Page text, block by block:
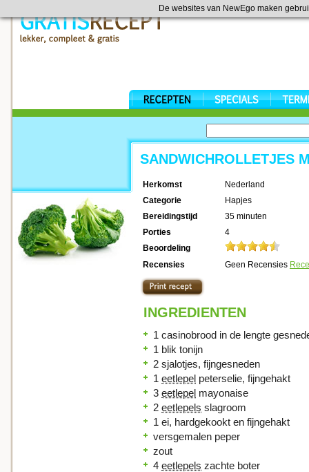
De websites van NewEgo maken
SANDWICHROLLETJES
Herkomst
Nederland
Categorie
Hapjes
Bereidingstijd
35 minuten
Porties
4
Beoordeling
Recensies
Geen Recensies
INGREDIENTEN
1 casinobrood in de lengte
1 blik tonijn
2 sjalotjes, fijngesneden
1 eetlepel peterselie, fijngehakt
3 eetlepel mayonaise
2 eetlepels slagroom
1 ei, hardgekookt en fijngehakt
versgemalen peper
zout
4 eetlepels zachte boter